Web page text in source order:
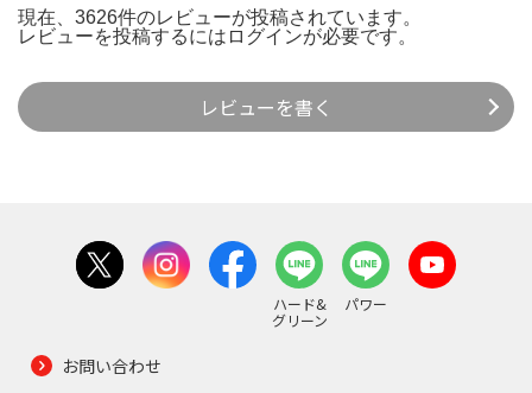
現在、3626件のレビューが投稿されています。
レビューを投稿するには ログインが必要です。
レビューを書く
ハード&
グリーン
パワー
お問い合わせ